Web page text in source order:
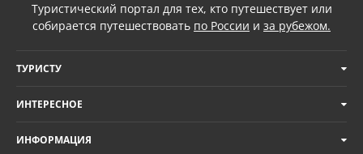
Туристический портал для тех, кто путешествует или
собирается путешествовать по России и за рубежом.
ТУРИСТУ
ИНТЕРЕСНОЕ
ИНФОРМАЦИЯ